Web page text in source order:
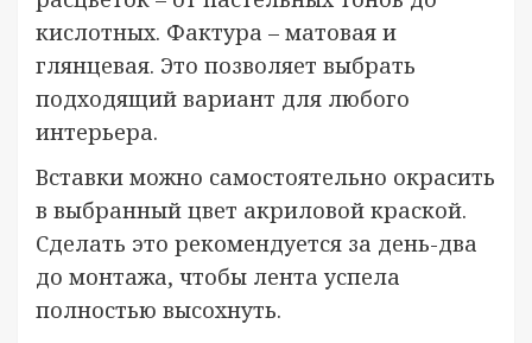
кислотных. Фактура – матовая и
глянцевая. Это позволяет выбрать
подходящий вариант для любого
интерьера.
Вставки можно самостоятельно окрасить
в выбранный цвет акриловой краской.
Сделать это рекомендуется за день-два
до монтажа, чтобы лента успела
полностью высохнуть.